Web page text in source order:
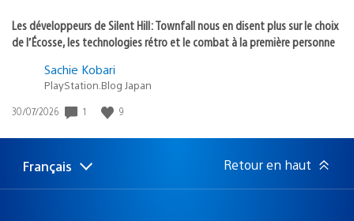
Les développeurs de Silent Hill: Townfall nous en disent plus sur le choix
de l’Écosse, les technologies rétro et le combat à la première personne
Sachie Kobari
PlayStation.Blog Japan
Date
publication
30/07/2026 1 9
Choisir
Région
Français Retour en haut